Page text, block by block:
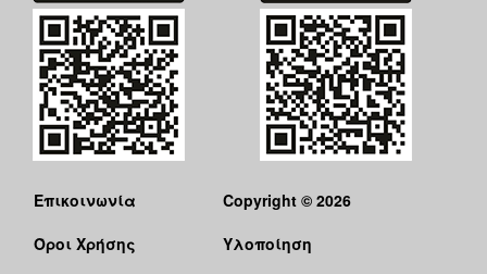
Επικοινωνία
Όροι Χρήσης
Copyright © 2026
Υλοποίηση